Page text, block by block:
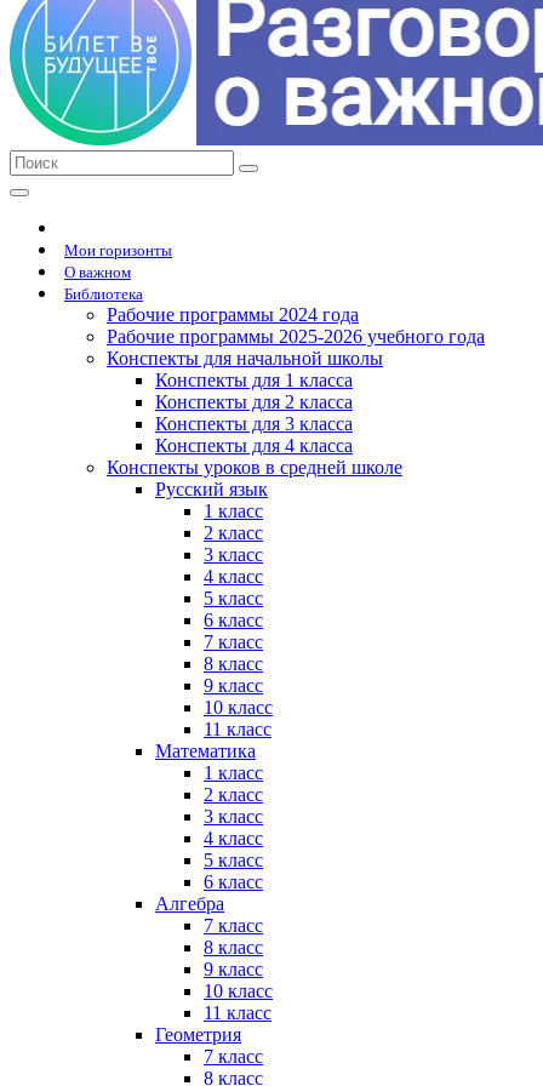
Мои горизонты
О важном
Библиотека
Рабочие программы 2024 года
Рабочие программы 2025-2026 учебного года
Конспекты для начальной школы
Конспекты для 1 класса
Конспекты для 2 класса
Конспекты для 3 класса
Конспекты для 4 класса
Конспекты уроков в средней школе
Русский язык
1 класс
2 класс
3 класс
4 класс
5 класс
6 класс
7 класс
8 класс
9 класс
10 класс
11 класс
Математика
1 класс
2 класс
3 класс
4 класс
5 класс
6 класс
Алгебра
7 класс
8 класс
9 класс
10 класс
11 класс
Геометрия
7 класс
8 класс